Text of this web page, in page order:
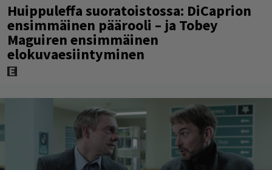
Huippuleffa suoratoistossa: DiCaprion
ensimmäinen päärooli – ja Tobey
Maguiren ensimmäinen
elokuvaesiintyminen